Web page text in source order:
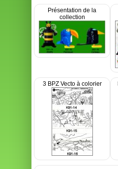
Présentation de la
collection
3 BPZ Vecto à colorier